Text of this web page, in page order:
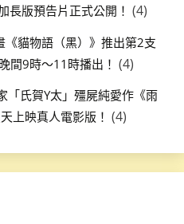
長版預告片正式公開！ (4)
貓物語（黑）》推出第2支
間9時～11時播出！ (4)
「氏賀Y太」殭屍純愛作《雨
上映真人電影版！ (4)